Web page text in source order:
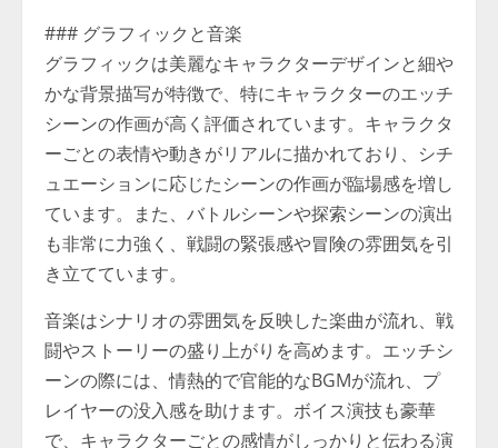
### グラフィックと音楽
グラフィックは美麗なキャラクターデザインと細や
かな背景描写が特徴で、特にキャラクターのエッチ
シーンの作画が高く評価されています。キャラクタ
ーごとの表情や動きがリアルに描かれており、シチ
ュエーションに応じたシーンの作画が臨場感を増し
ています。また、バトルシーンや探索シーンの演出
も非常に力強く、戦闘の緊張感や冒険の雰囲気を引
き立てています。
音楽はシナリオの雰囲気を反映した楽曲が流れ、戦
闘やストーリーの盛り上がりを高めます。エッチシ
ーンの際には、情熱的で官能的なBGMが流れ、プ
レイヤーの没入感を助けます。ボイス演技も豪華
で、キャラクターごとの感情がしっかりと伝わる演